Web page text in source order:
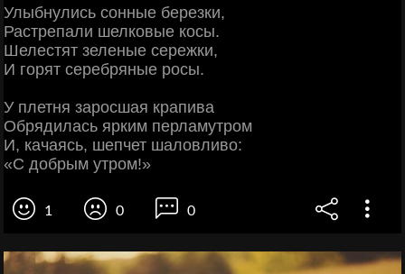
Улыбнулись сонные березки,
Растрепали шелковые косы.
Шелестят зеленые сережки,
И горят серебряные росы.
У плетня заросшая крапива
Обрядилась ярким перламутром
И, качаясь, шепчет шаловливо:
«С добрым утром!»
1 0 0